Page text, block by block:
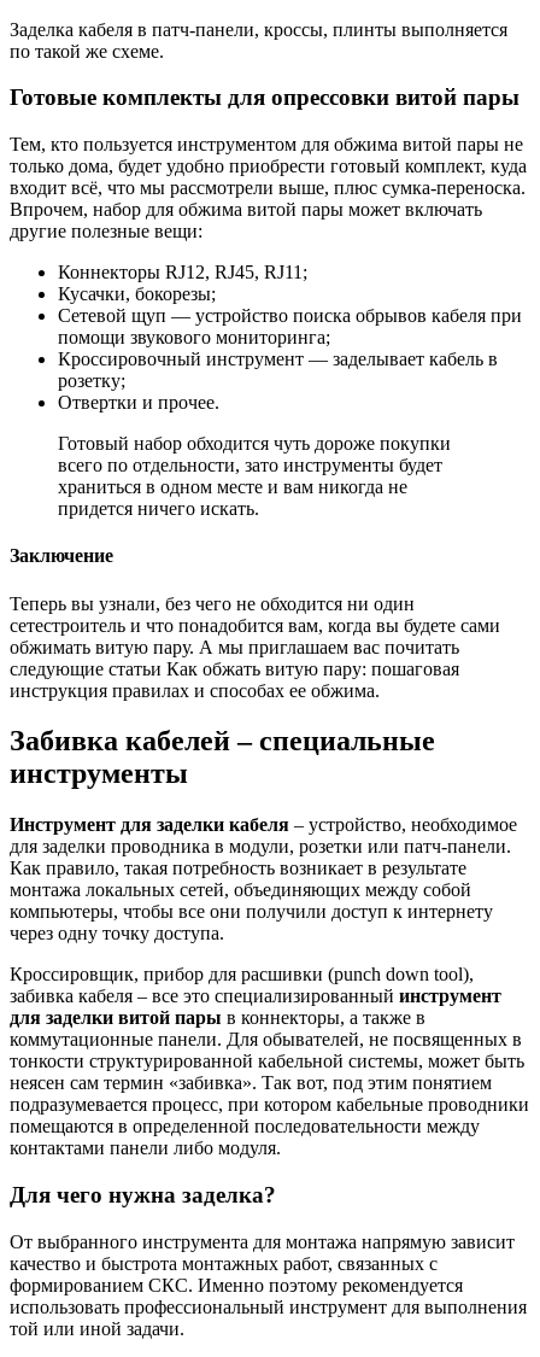
Заделка кабеля в патч-панели, кроссы, плинты выполняется
по такой же схеме.
Готовые комплекты для опрессовки витой пары
Тем, кто пользуется инструментом для обжима витой пары не
только дома, будет удобно приобрести готовый комплект, куда
входит всё, что мы рассмотрели выше, плюс сумка-переноска.
Впрочем, набор для обжима витой пары может включать
другие полезные вещи:
Коннекторы RJ12, RJ45, RJ11;
Кусачки, бокорезы;
Сетевой щуп — устройство поиска обрывов кабеля при
помощи звукового мониторинга;
Кроссировочный инструмент — заделывает кабель в
розетку;
Отвертки и прочее.
Готовый набор обходится чуть дороже покупки
всего по отдельности, зато инструменты будет
храниться в одном месте и вам никогда не
придется ничего искать.
Заключение
Теперь вы узнали, без чего не обходится ни один
сетестроитель и что понадобится вам, когда вы будете сами
обжимать витую пару. А мы приглашаем вас почитать
следующие статьи Как обжать витую пару: пошаговая
инструкция правилах и способах ее обжима.
Забивка кабелей – специальные
инструменты
Инструмент для заделки кабеля – устройство, необходимое
для заделки проводника в модули, розетки или патч-панели.
Как правило, такая потребность возникает в результате
монтажа локальных сетей, объединяющих между собой
компьютеры, чтобы все они получили доступ к интернету
через одну точку доступа.
Кроссировщик, прибор для расшивки (punch down tool),
забивка кабеля – все это специализированный инструмент
для заделки витой пары в коннекторы, а также в
коммутационные панели. Для обывателей, не посвященных в
тонкости структурированной кабельной системы, может быть
неясен сам термин «забивка». Так вот, под этим понятием
подразумевается процесс, при котором кабельные проводники
помещаются в определенной последовательности между
контактами панели либо модуля.
Для чего нужна заделка?
От выбранного инструмента для монтажа напрямую зависит
качество и быстрота монтажных работ, связанных с
формированием СКС. Именно поэтому рекомендуется
использовать профессиональный инструмент для выполнения
той или иной задачи.